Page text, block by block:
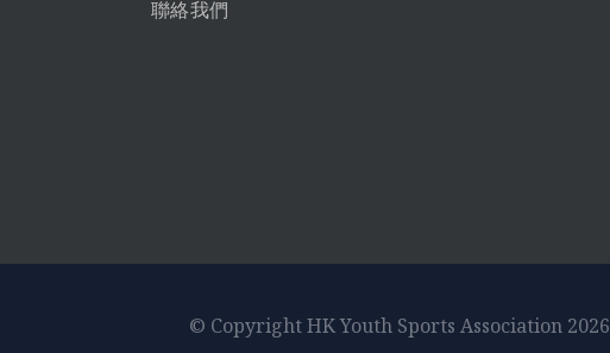
聯絡我們
© Copyright HK Youth Sports Association 2026